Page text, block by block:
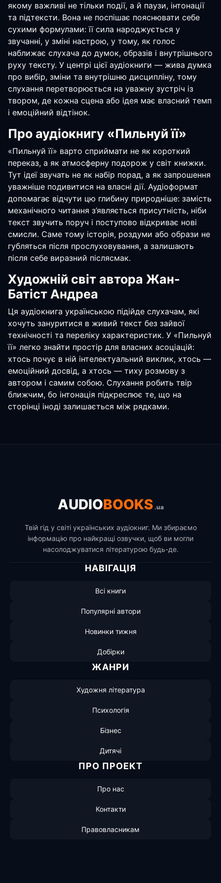
якому важливі не тільки події, а й паузи, інтонації
та підтексти. Вона не поспішає пояснювати себе
сухими формулами: її сила народжується у
звучанні, у зміні настрою, у тому, як голос
наближає слухача до думок, образів і внутрішнього
руху тексту. У центрі цієї аудіокниги — жива думка
про вибір, зміни та внутрішню дисципліну, тому
слухання перетворюється на уважну зустріч із
твором, де кожна сцена або ідея має власний темп
і емоційний відтінок.
Про аудіокнигу «Пильнуй її»
«Пильнуй її» варто сприймати не як короткий
переказ, а як атмосферну подорож у світ книжки.
Тут ідеї звучать не як набір порад, а як запрошення
уважніше подивитися на власні дії. Аудіоформат
допомагає відчути цю глибину природніше: замість
механічного читання з’являється присутність, ніби
текст звучить поруч і поступово відкриває нові
смисли. Саме тому історія, роздуми або образи не
губляться після прослуховування, а залишають
після себе виразний післясмак.
Художній світ автора Жан-
Батіст Андреа
Ця аудіокнига українською підійде слухачам, які
хочуть зануритися в живий текст без зайвої
технічності та переліку характеристик. У «Пильнуй
її» легко знайти простір для власних асоціацій:
хтось почує в ній інтелектуальний виклик, хтось —
емоційний досвід, а хтось — тиху розмову з
автором і самим собою. Слухання робить твір
ближчим, бо інтонація підкреслює те, що на
сторінці іноді залишається між рядками.
AUDIOBOOKS .ua
Твій гід у світі українських аудіокниг. Ми збираємо
інформацію про найкращі озвучки, щоб ви могли
насолоджуватися літературою будь-де.
НАВІГАЦІЯ
Всі книги
Популярні автори
Новинки тижня
Добірки
ЖАНРИ
Художня література
Психологія
Бізнес
Дитячі
ПРО ПРОЕКТ
Про нас
Контакти
Правовласникам